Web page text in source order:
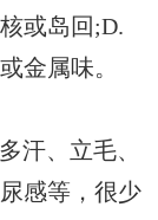
或岛回;D.
金属味。
汗、立毛、
感等，很少